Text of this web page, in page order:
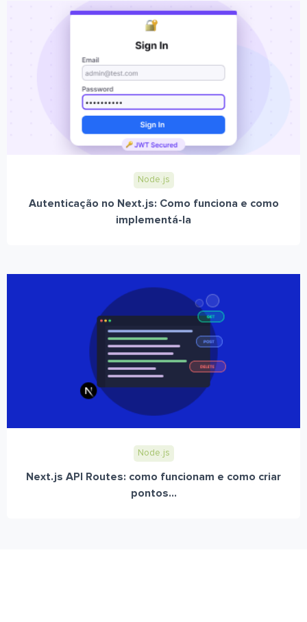
Node.js
Autenticação no Next.js: Como funciona e como
implementá-la
Node.js
Next.js API Routes: como funcionam e como criar
pontos...